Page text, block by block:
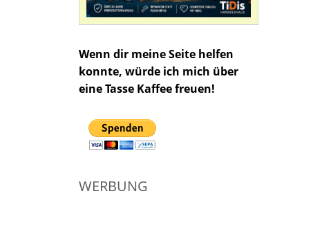
Wenn dir meine Seite helfen
konnte, würde ich mich über
eine Tasse Kaffee freuen!
WERBUNG